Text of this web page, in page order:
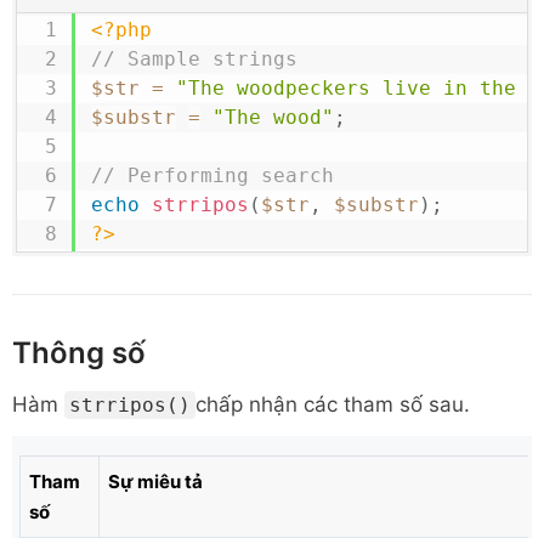
<?php
// Sample strings
$str =
"The woodpeckers live in the
$substr = "The wood" ;
// Performing search
echo
strripos ( $str , $substr ) ;
?>
Thông số
Hàm strripos() chấp nhận các tham số sau.
Tham
số
Sự miêu tả